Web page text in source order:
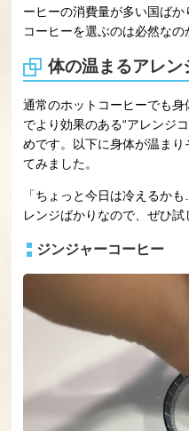
ーヒーの消費量が多い国ば
コーヒーを選ぶのは必然なの
体の温まるアレン
通常のホットコーヒーでも
でより効果のある“アレンジ
めです。以下に身体が温ま
てみました。
「ちょっと今日は冷えるか
レンジばかりなので、ぜひ試
ジンジャーコーヒー